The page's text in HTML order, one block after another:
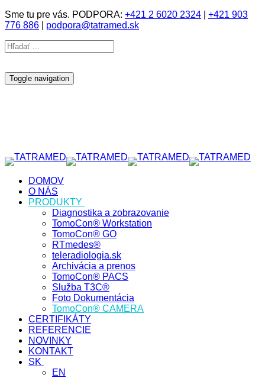
Sme tu pre vás. PODPORA: +421 2 6020 2324
+421 903
776 886
podpora@tatramed.sk
Toggle navigation
DOMOV
O NÁS
PRODUKTY
Diagnostika a zobrazovanie
TomoCon® Workstation
TomoCon® GO
RTmedes®
teleradiologia.sk
Archivácia a prenos
TomoCon® PACS
Služba T3C®
Foto Dokumentácia
TomoCon® CAMERA
CERTIFIKÁTY
REFERENCIE
NOVINKY
KONTAKT
SK
EN